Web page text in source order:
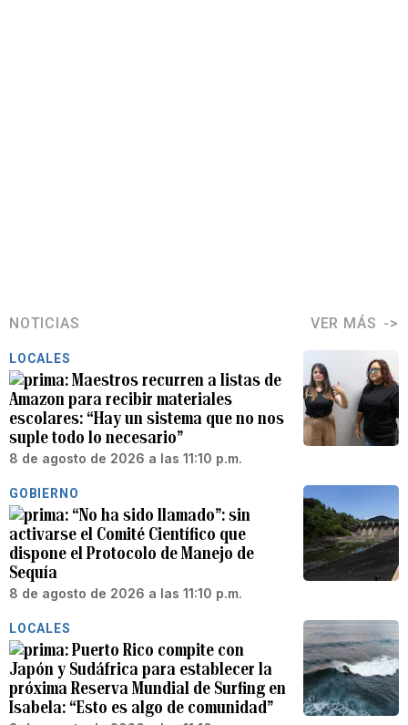
NOTICIAS VER MÁS
LOCALES
Maestros recurren a listas de
Amazon para recibir materiales
escolares: “Hay un sistema que no nos
suple todo lo necesario”
8 de agosto de 2026 a las 11:10 p.m.
GOBIERNO
“No ha sido llamado”: sin
activarse el Comité Científico que
dispone el Protocolo de Manejo de
Sequía
8 de agosto de 2026 a las 11:10 p.m.
LOCALES
Puerto Rico compite con
Japón y Sudáfrica para establecer la
próxima Reserva Mundial de Surfing en
Isabela: “Esto es algo de comunidad”